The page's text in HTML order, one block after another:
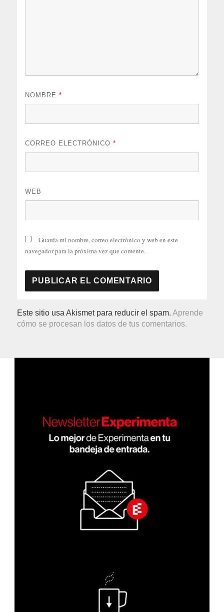
NOMBRE*
CORREO ELECTRÓNICO*
WEB
Guarda mi nombre, correo electrónico y web en este
navegador para la próxima vez que comente.
Este sitio usa Akismet para reducir el spam.Aprende
cómo se procesan los datos de tus comentarios.